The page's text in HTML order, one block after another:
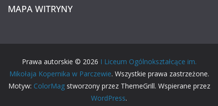
MAPA WITRYNY
Prawa autorskie © 2026 I Liceum Ogólnokształcące im.
Mikołaja Kopernika w Parczewie. Wszystkie prawa zastrzeżone.
Motyw: ColorMagstworzony przez ThemeGrill. Wspierane przez
WordPress.